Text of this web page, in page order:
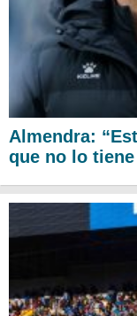
Almendra:
que no lo